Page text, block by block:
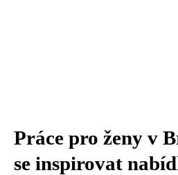
Práce pro ženy v
se inspirovat